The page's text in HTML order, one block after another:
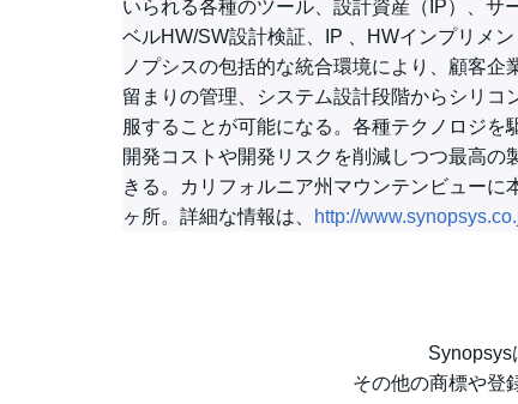
いられる各種のツール、設計資産（IP）、サ
ベルHW/SW設計検証、IP 、HWインプリメ
ノプシスの包括的な統合環境により、顧客
留まりの管理、システム設計段階からシリ
服することが可能になる。各種テクノロジを
開発コストや開発リスクを削減しつつ最高
きる。カリフォルニア州マウンテンビュー
ヶ所。詳細な情報は、
http://
Synopsys
その他の商標や登